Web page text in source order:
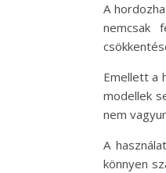
A
nemcsak
Emellett a
modellek
nem
A
könnyen